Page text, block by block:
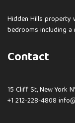
Hidden Hills property
bedrooms including a
Contact
15 Cliff St, New York
+1 212-228-4808